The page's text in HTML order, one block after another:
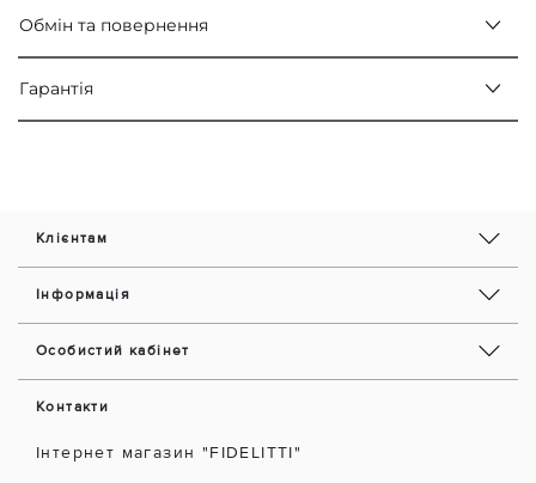
Обмін та повернення
Гарантія
Клієнтам
Інформація
Особистий кабінет
Контакти
Інтернет магазин "FIDELITTI"